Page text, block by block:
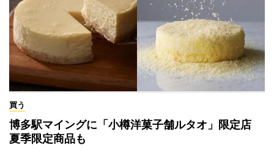
買う
博多駅マイングに「小樽洋菓子舗ルタオ」限定店
夏季限定商品も